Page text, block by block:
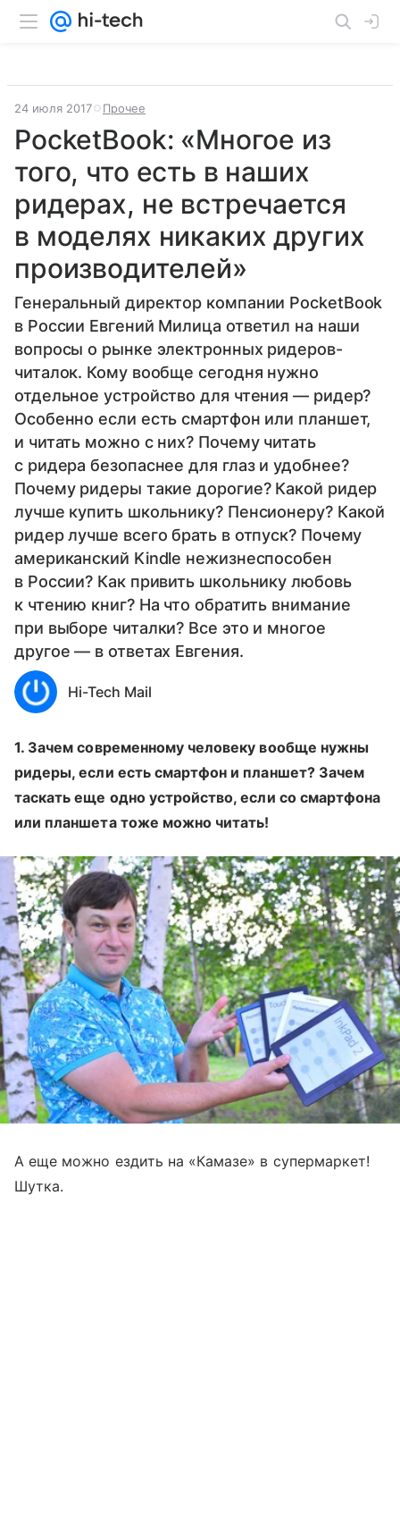
24 июля 2017 Прочее
PocketBook: «Многое из
того, что есть в наших
ридерах, не встречается
в моделях никаких других
производителей»
Генеральный директор компании PocketBook
в России Евгений Милица ответил на наши
вопросы о рынке электронных ридеров-
читалок. Кому вообще сегодня нужно
отдельное устройство для чтения — ридер?
Особенно если есть смартфон или планшет,
и читать можно с них? Почему читать
с ридера безопаснее для глаз и удобнее?
Почему ридеры такие дорогие? Какой ридер
лучше купить школьнику? Пенсионеру? Какой
ридер лучше всего брать в отпуск? Почему
американский Kindle нежизнеспособен
в России? Как привить школьнику любовь
к чтению книг? На что обратить внимание
при выборе читалки? Все это и многое
другое — в ответах Евгения.
Hi-Tech Mail
1. Зачем современному человеку вообще нужны
ридеры, если есть смартфон и планшет? Зачем
таскать еще одно устройство, если со смартфона
или планшета тоже можно читать!
А еще можно ездить на «Камазе» в супермаркет!
Шутка.